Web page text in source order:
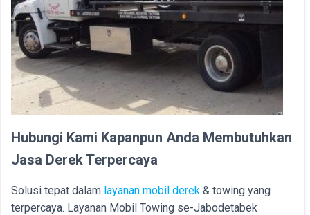
Hubungi Kami Kapanpun Anda Membutuhkan
Jasa Derek Terpercaya
Solusi tepat dalam layanan mobil derek & towing yang
terpercaya. Layanan Mobil Towing se-Jabodetabek